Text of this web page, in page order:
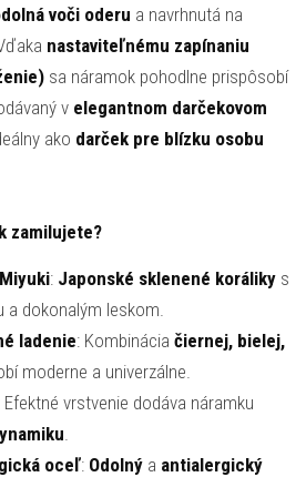
voči oderu a navrhnutá na
nastaviteľnému zapínaniu
sa náramok pohodlne prispôsobí
v elegantnom darčekovom
ako darček pre blízku osobu
zamilujete?
: Japonské sklenené koráliky s
a dokonalým leskom.
ladenie: Kombinácia čiernej, bielej,
moderne a univerzálne.
Efektné vrstvenie dodáva náramku
.
oceľ: Odolný a antialergický